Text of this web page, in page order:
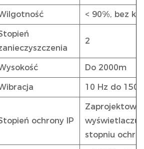
< 90%, bez
2
Do 2000m
10 Hz do 150
ochrony IP
wyświetlaczu
stopniu